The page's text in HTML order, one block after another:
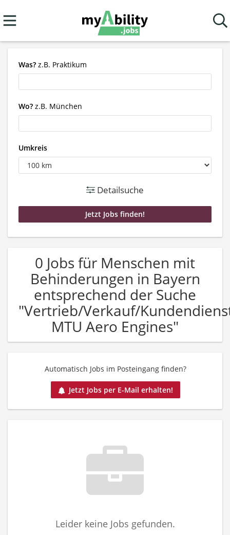
Was? z.B. Praktikum
Wo? z.B. München
Umkreis
Detailsuche
0 Jobs für Menschen mit
Behinderungen in Bayern
entsprechend der Suche
"Vertrieb/Verkauf/
MTU Aero Engines"
Automatisch Jobs im Posteingang finden?
Jetzt Jobs per E-Mail erhalten!
Leider keine Jobs gefunden.